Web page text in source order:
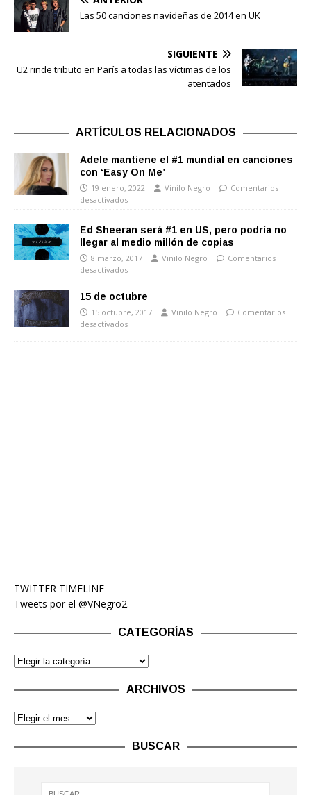
Las 50 canciones navideñas de 2014 en UK
SIGUIENTE
U2 rinde tributo en París a todas las víctimas de los
atentados
ARTÍCULOS RELACIONADOS
Adele mantiene el #1 mundial en canciones
con ‘Easy On Me’
19 enero, 2022 Vinilo Negro
Comentarios
desactivados
Ed Sheeran será #1 en US, pero podría no
llegar al medio millón de copias
8 marzo, 2017 Vinilo Negro
Comentarios
desactivados
15 de octubre
15 octubre, 2017 Vinilo Negro
Comentarios
desactivados
TWITTER TIMELINE
Tweets por el @VNegro2.
CATEGORÍAS
ARCHIVOS
BUSCAR